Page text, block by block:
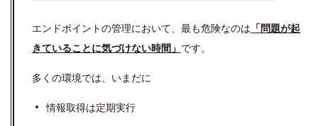
エンドポイントの管理において、最も危険なのは 「問題が起
きていることに気づけない時間」 です。
多くの環境では、いまだに
情報取得は定期実行